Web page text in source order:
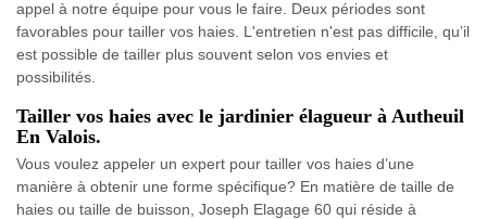
appel à notre équipe pour vous le faire. Deux périodes sont
favorables pour tailler vos haies. L'entretien n'est pas difficile, qu’il
est possible de tailler plus souvent selon vos envies et
possibilités.
Tailler vos haies avec le jardinier élagueur à Autheuil
En Valois.
Vous voulez appeler un expert pour tailler vos haies d’une
manière à obtenir une forme spécifique? En matière de taille de
haies ou taille de buisson, Joseph Elagage 60 qui réside à